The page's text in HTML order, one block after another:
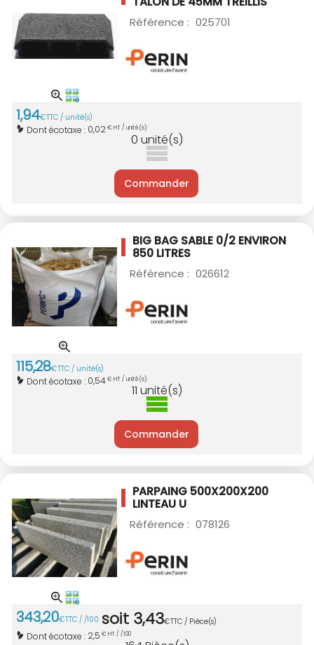
Référence : 025701
1,94€TTC / unité(s)
Dont écotaxe : 0,02€ HT / unité(s)
0 unité(s)
Commander
BIG BAG SABLE 0/2 ENVIRON
850 LITRES
Référence : 026612
115,28€TTC / unité(s)
Dont écotaxe : 0,54€ HT / unité(s)
11 unité(s)
Commander
PARPAING 500X200X200
LINTEAU U
Référence : 078126
343,20€TTC / /100 soit 3,43€TTC / Pièce(s)
Dont écotaxe : 2,5 € HT / /100